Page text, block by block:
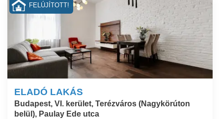
ELADÓ LAKÁS
Budapest, VI. kerület, Terézváros (Nagykörúton
belül), Paulay Ede utca
FELÚJÍTOTT!